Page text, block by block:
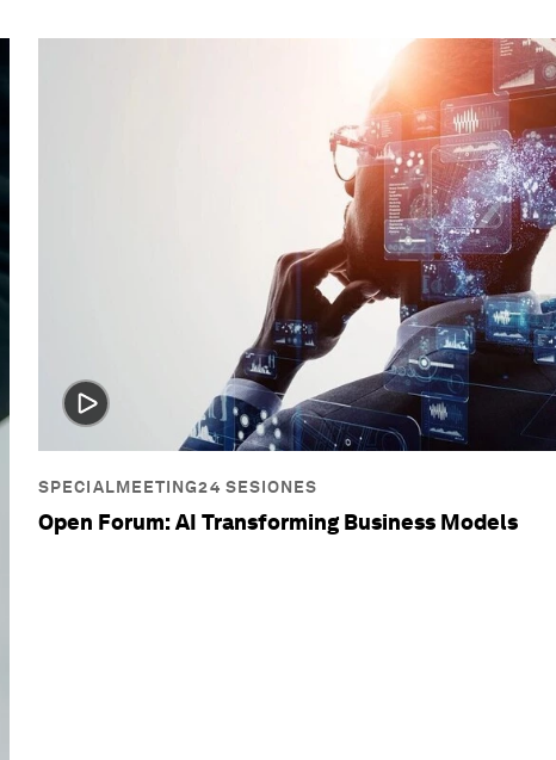
SPECIALMEETING24 SESIONES
Open Forum: AI Transforming Business Models